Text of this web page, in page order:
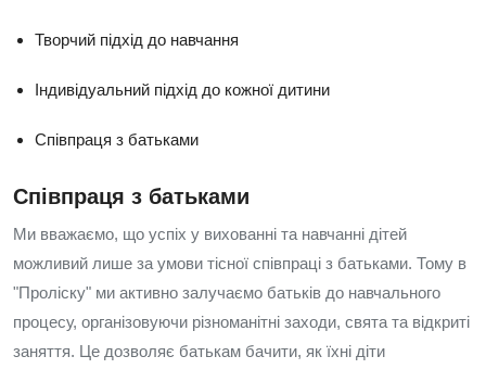
Творчий підхід до навчання
Індивідуальний підхід до кожної дитини
Співпраця з батьками
Співпраця з батьками
Ми вважаємо, що успіх у вихованні та навчанні дітей
можливий лише за умови тісної співпраці з батьками. Тому в
"Проліску" ми активно залучаємо батьків до навчального
процесу, організовуючи різноманітні заходи, свята та відкриті
заняття. Це дозволяє батькам бачити, як їхні діти